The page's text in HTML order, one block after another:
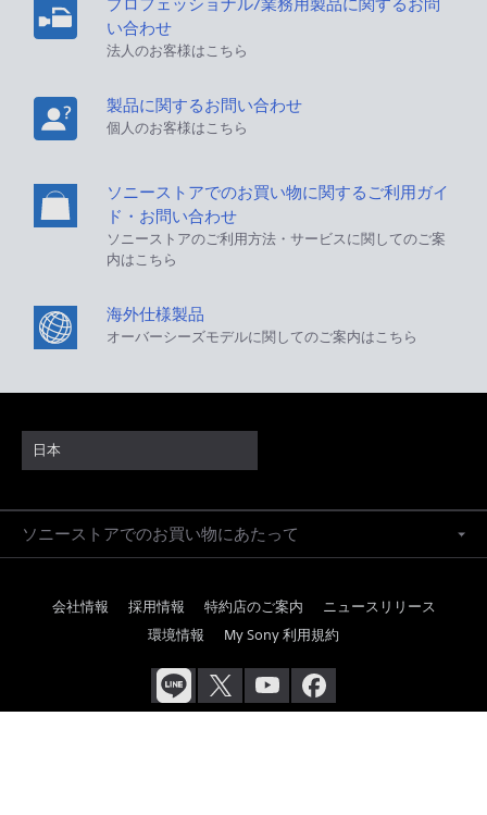
い合わせ
法人のお客様はこちら
製品に関するお問い合わせ
個人のお客様はこちら
ソニーストアでのお買い物に関するご利用ガイ
ド・お問い合わせ
ソニーストアのご利用方法・サービスに関してのご案
内はこちら
海外仕様製品
オーバーシーズモデルに関してのご案内はこちら
日本
ソニーストアでのお買い物にあたって
会社情報 採用情報 特約店のご案内
ニュースリリース
環境情報
My Sony 利用規約